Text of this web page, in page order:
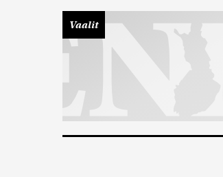
Vaalit